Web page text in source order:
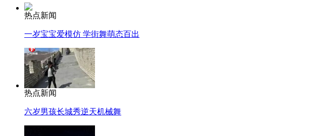
热点新闻
一岁宝宝爱模仿 学街舞萌态百出
热点新闻
六岁男孩长城秀逆天机械舞